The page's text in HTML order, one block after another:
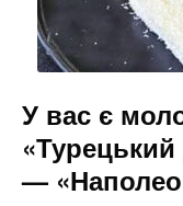
У вас є
—